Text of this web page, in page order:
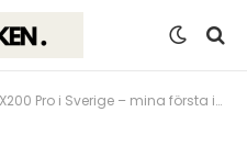
Pro i Sverige – mina första intryck